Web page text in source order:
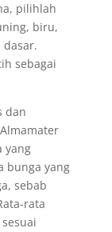
pilihlah
biru,
dasar.
sebagai
dan
yang
bunga yang
sebab
rata